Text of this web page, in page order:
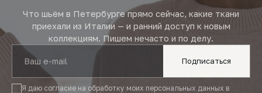
Что шьём в Петербурге прямо сейчас, какие ткани
приехали из Италии — и ранний доступ к новым
коллекциям. Пишем нечасто и по делу.
Подписаться
Я даю согласие на обработку моих персональных данных в